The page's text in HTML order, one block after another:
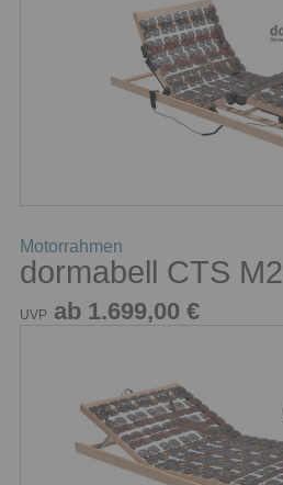
Motorrahmen
dormabell CTS M2
UVP ab 1.699,00 €